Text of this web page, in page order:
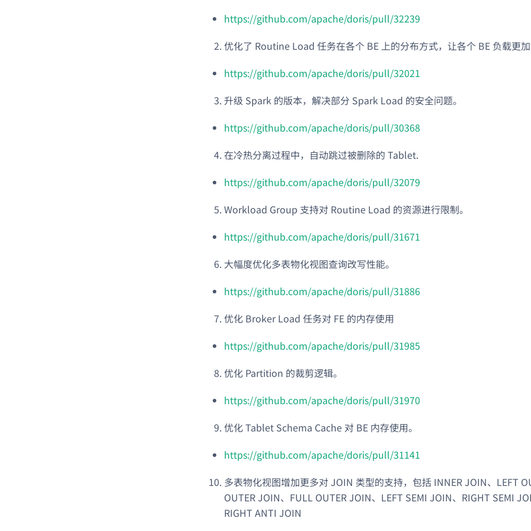
https://github.com/apache/doris/pull/32239
优化了 Routine Load 任务在各个 BE 上的分布方式，让各个 BE 负载更
https://github.com/apache/doris/pull/32021
升级 Spark 的版本，解决部分 Spark Load 的安全问题。
https://github.com/apache/doris/pull/30368
在冷热分离过程中，自动跳过被删除的 Tablet.
https://github.com/apache/doris/pull/32079
Workload Group 支持对 Routine Load 的资源进行限制。
https://github.com/apache/doris/pull/31671
大幅度优化多表物化视图查询改写性能。
https://github.com/apache/doris/pull/31886
优化 Broker Load 任务对 FE 的内存使用
https://github.com/apache/doris/pull/31985
优化 Partition 的裁剪逻辑。
https://github.com/apache/doris/pull/31970
优化 Tablet Schema Cache 对 BE 内存使用。
https://github.com/apache/doris/pull/31141
多表物化视图增加更多对 JOIN 类型的支持，包括 INNER JOIN、LEFT
OUTER JOIN、FULL OUTER JOIN、LEFT SEMI JOIN、RIGHT SEMI
RIGHT ANTI JOIN